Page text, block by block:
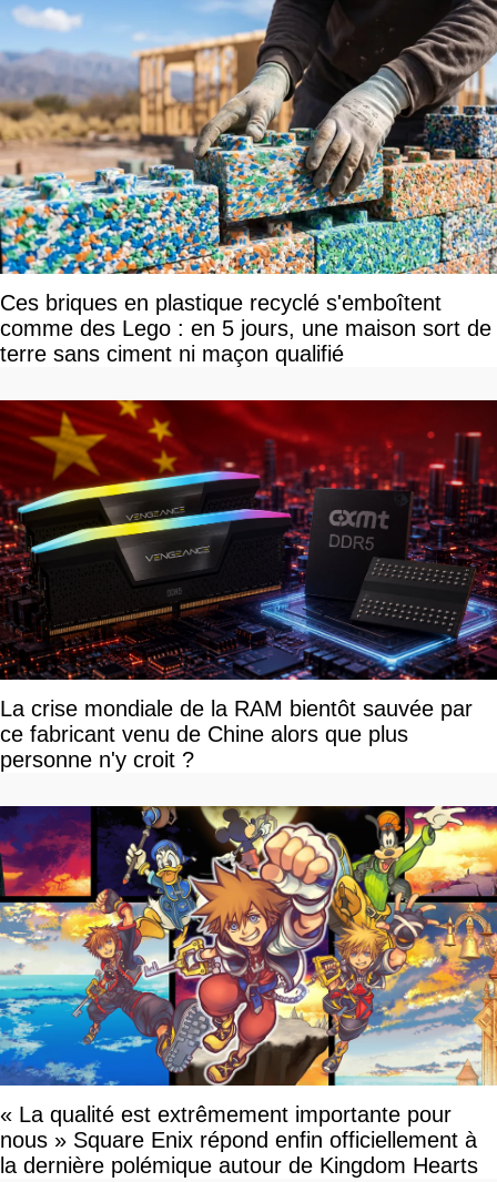
Ces briques en plastique recyclé s'emboîtent
comme des Lego : en 5 jours, une maison sort de
terre sans ciment ni maçon qualifié
La crise mondiale de la RAM bientôt sauvée par
ce fabricant venu de Chine alors que plus
personne n'y croit ?
« La qualité est extrêmement importante pour
nous » Square Enix répond enfin officiellement à
la dernière polémique autour de Kingdom Hearts